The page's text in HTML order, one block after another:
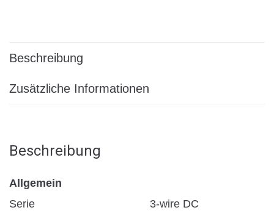
Beschreibung
Zusätzliche Informationen
Beschreibung
Allgemein
Serie
3-wire DC